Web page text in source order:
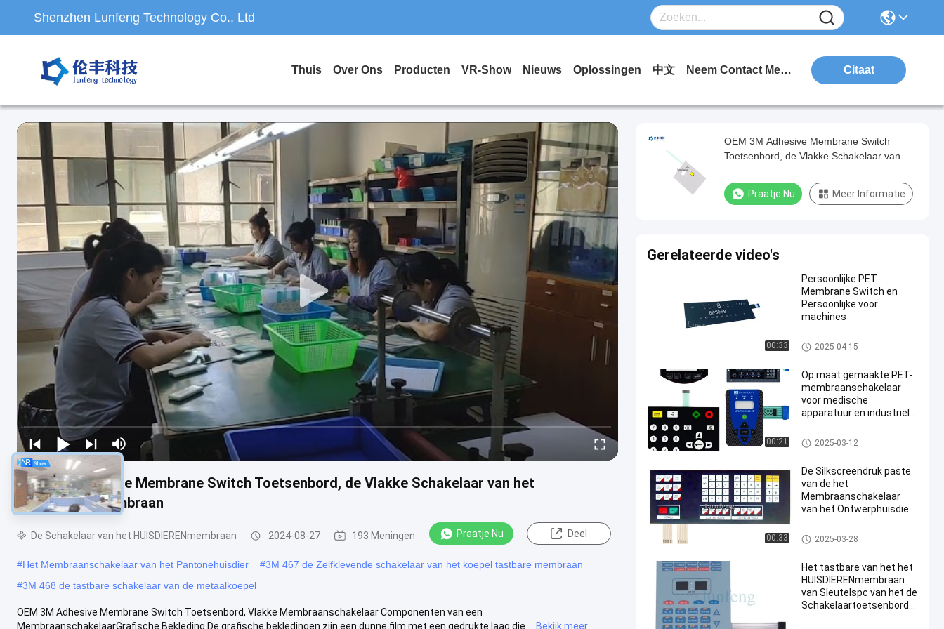
Shenzhen Lunfeng Technology Co., Ltd
Thuis Over Ons Producten VR-Show Nieuws Oplossingen 中文 Neem Contact Met Ons Op. Citaat
OEM 3M Adhesive Membrane Switch Toetsenbord, de Vlakke Schakelaar van het
HUISDIERENmembraan
De Schakelaar van het HUISDIERENmembraan 2024-08-27 193 Meningen Praatje Nu Deel
#Het Membraanschakelaar van het Pantonehuisdier #3M 467 de Zelfklevende schakelaar van het koepel tastbare membraan
#3M 468 de tastbare schakelaar van de metaalkoepel
OEM 3M Adhesive Membrane Switch Toetsenbord, Vlakke Membraanschakelaar Componenten van een
MembraanschakelaarGrafische Bekleding De grafische bekledingen zijn een dunne film met een gedrukte laag die ...
Bekijk meer
OEM 3M Adhesive Membrane Switch
Toetsenbord, de Vlakke Schakelaar van het
Praatje Nu Meer Informatie
Gerelateerde video's
00:33
Persoonlijke PET
Membrane Switch en
Persoonlijke voor
machines
De Schakelaar van het HUISDI
ERENmembraan
2025-04-15
00:21
Op maat gemaakte PET-
membraanschakelaar
voor medische
apparatuur en industriële
De Schakelaar van het HUISDI
ERENmembraan
2025-03-12
00:33
De Silkscreendruk paste
van de het
Membraanschakelaar
van het Ontwerphuisdier
De Schakelaar van het HUISDI
ERENmembraan
2025-03-28
Het tastbare van het het
HUISDIERENmembraan
van Sleutelspc van het de
Schakelaartoetsenbord